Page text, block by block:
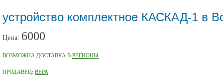
устройство комплектное КАСКАД-1 в
Цена: 6000
ВОЗМОЖНА ДОСТАВКА В РЕГИОНЫ
ПРОДАВЕЦ: ВЕРА